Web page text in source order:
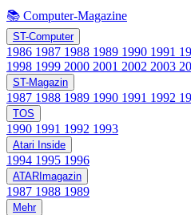
📚 Computer-Magazine
ST-Computer
1986 1987 1988 1989 1990 1991
1998 1999 2000 2001 2002 2003
ST-Magazin
1987 1988 1989 1990 1991 1992
TOS
1990 1991 1992 1993
Atari Inside
1994 1995 1996
ATARImagazin
1987 1988 1989
Mehr